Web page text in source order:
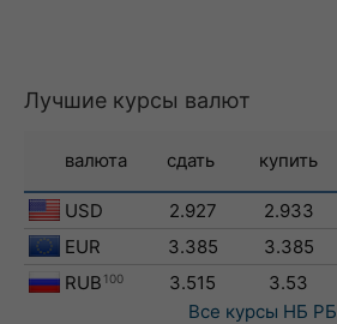
Лучшие курсы валют
валюта сдать купить
USD 2.927 2.933
EUR
3.385 3.385
RUB 100 3.515 3.53
Все курсы НБ РБ